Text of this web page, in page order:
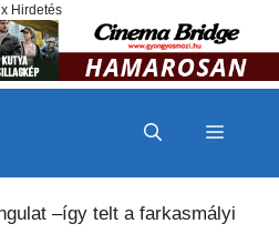
x Hirdetés
MENÜ